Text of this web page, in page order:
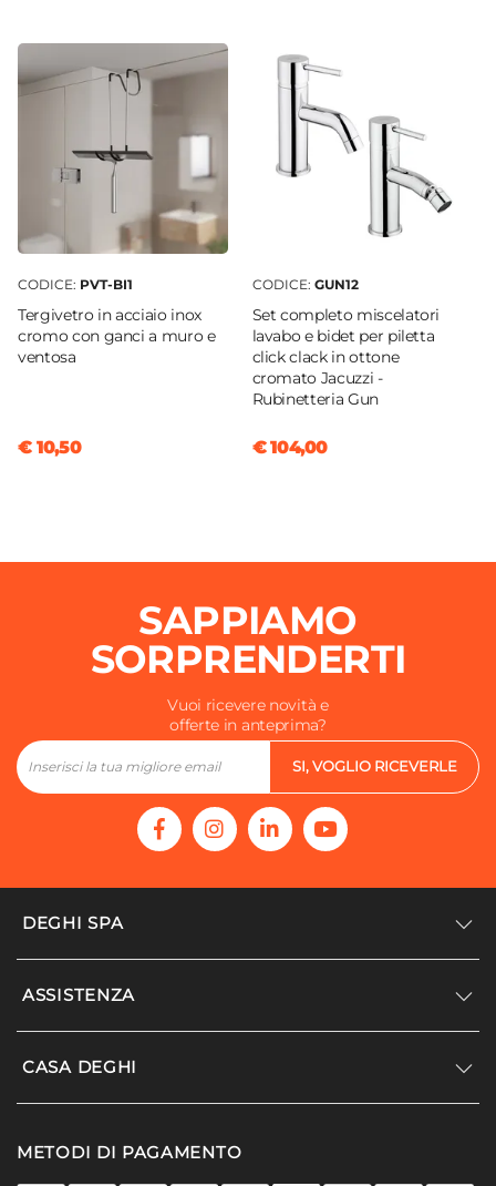
CODICE: PVT-BI1
Tergivetro in acciaio inox
cromo con ganci a muro e
ventosa
€ 10,50
CODICE: GUN12
Set completo miscelatori
lavabo e bidet per piletta
click clack in ottone
cromato Jacuzzi -
Rubinetteria Gun
€ 104,00
SAPPIAMO
SORPRENDERTI
Vuoi ricevere novità e
offerte in anteprima?
SI, VOGLIO RICEVERLE
DEGHI SPA
Accedi/Registrati
Modello organizzativo e codice etico
ASSISTENZA
Supporto
Agevolazioni fiscali
CASA DEGHI
I nostri luoghi
METODI DI PAGAMENTO